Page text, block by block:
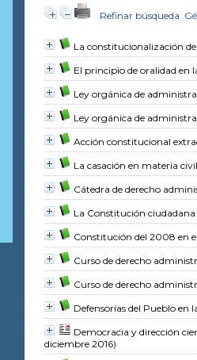
Refinar búsqueda
La constitucionalización
El principio de oralidad en
Ley orgánica de
Ley orgánica de
Acción constitucional
La casación en materia civil
Cátedra de derecho
La Constitución ciudadana
Constitución del 2008 en
Curso de derecho
Curso de derecho
Defensorías del Pueblo en
Democracia y dirección
diciembre 2016)